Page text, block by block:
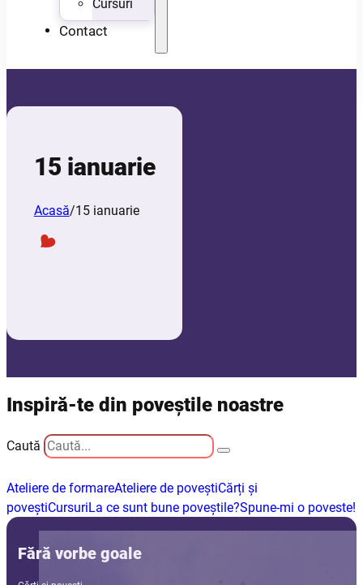
Cursuri
Contact
15 ianuarie
Acasă/15 ianuarie
Inspiră-te din poveștile noastre
Caută
Ateliere de formareAteliere de poveștiCărți și
poveștiCursuriLa ce sunt bune poveștile?Spune-mi o poveste!
Fără vorbe goale